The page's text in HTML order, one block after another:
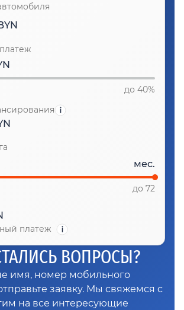
до 40%
мес.
до 72
платеж
ВОПРОСЫ?
имя, номер мобильного
заявку. Мы свяжемся с
на все интересующие